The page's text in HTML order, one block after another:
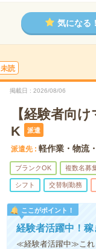
気になる！
未読
掲載日 2026/08/06
【経験者向
K
派遣
派遣先 軽作業・物流
ブランクOK 複数名募
シフト 交替制勤務
ここがポイント！
経験者活躍中！稼
≪経験者活躍中≫これ